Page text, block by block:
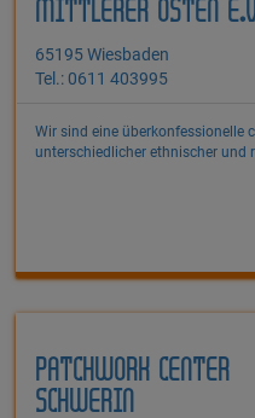
MITTLERER OSTEN
65195 Wiesbaden
Tel.: 0611 403995
Wir sind eine überkonfessionelle
unterschiedlicher ethnischer und
PATCHWORK CENTER
SCHWERIN